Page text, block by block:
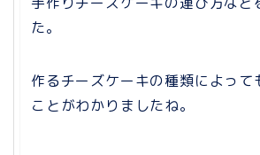
た。
作るチーズケーキの種類によって
ことがわかりましたね。